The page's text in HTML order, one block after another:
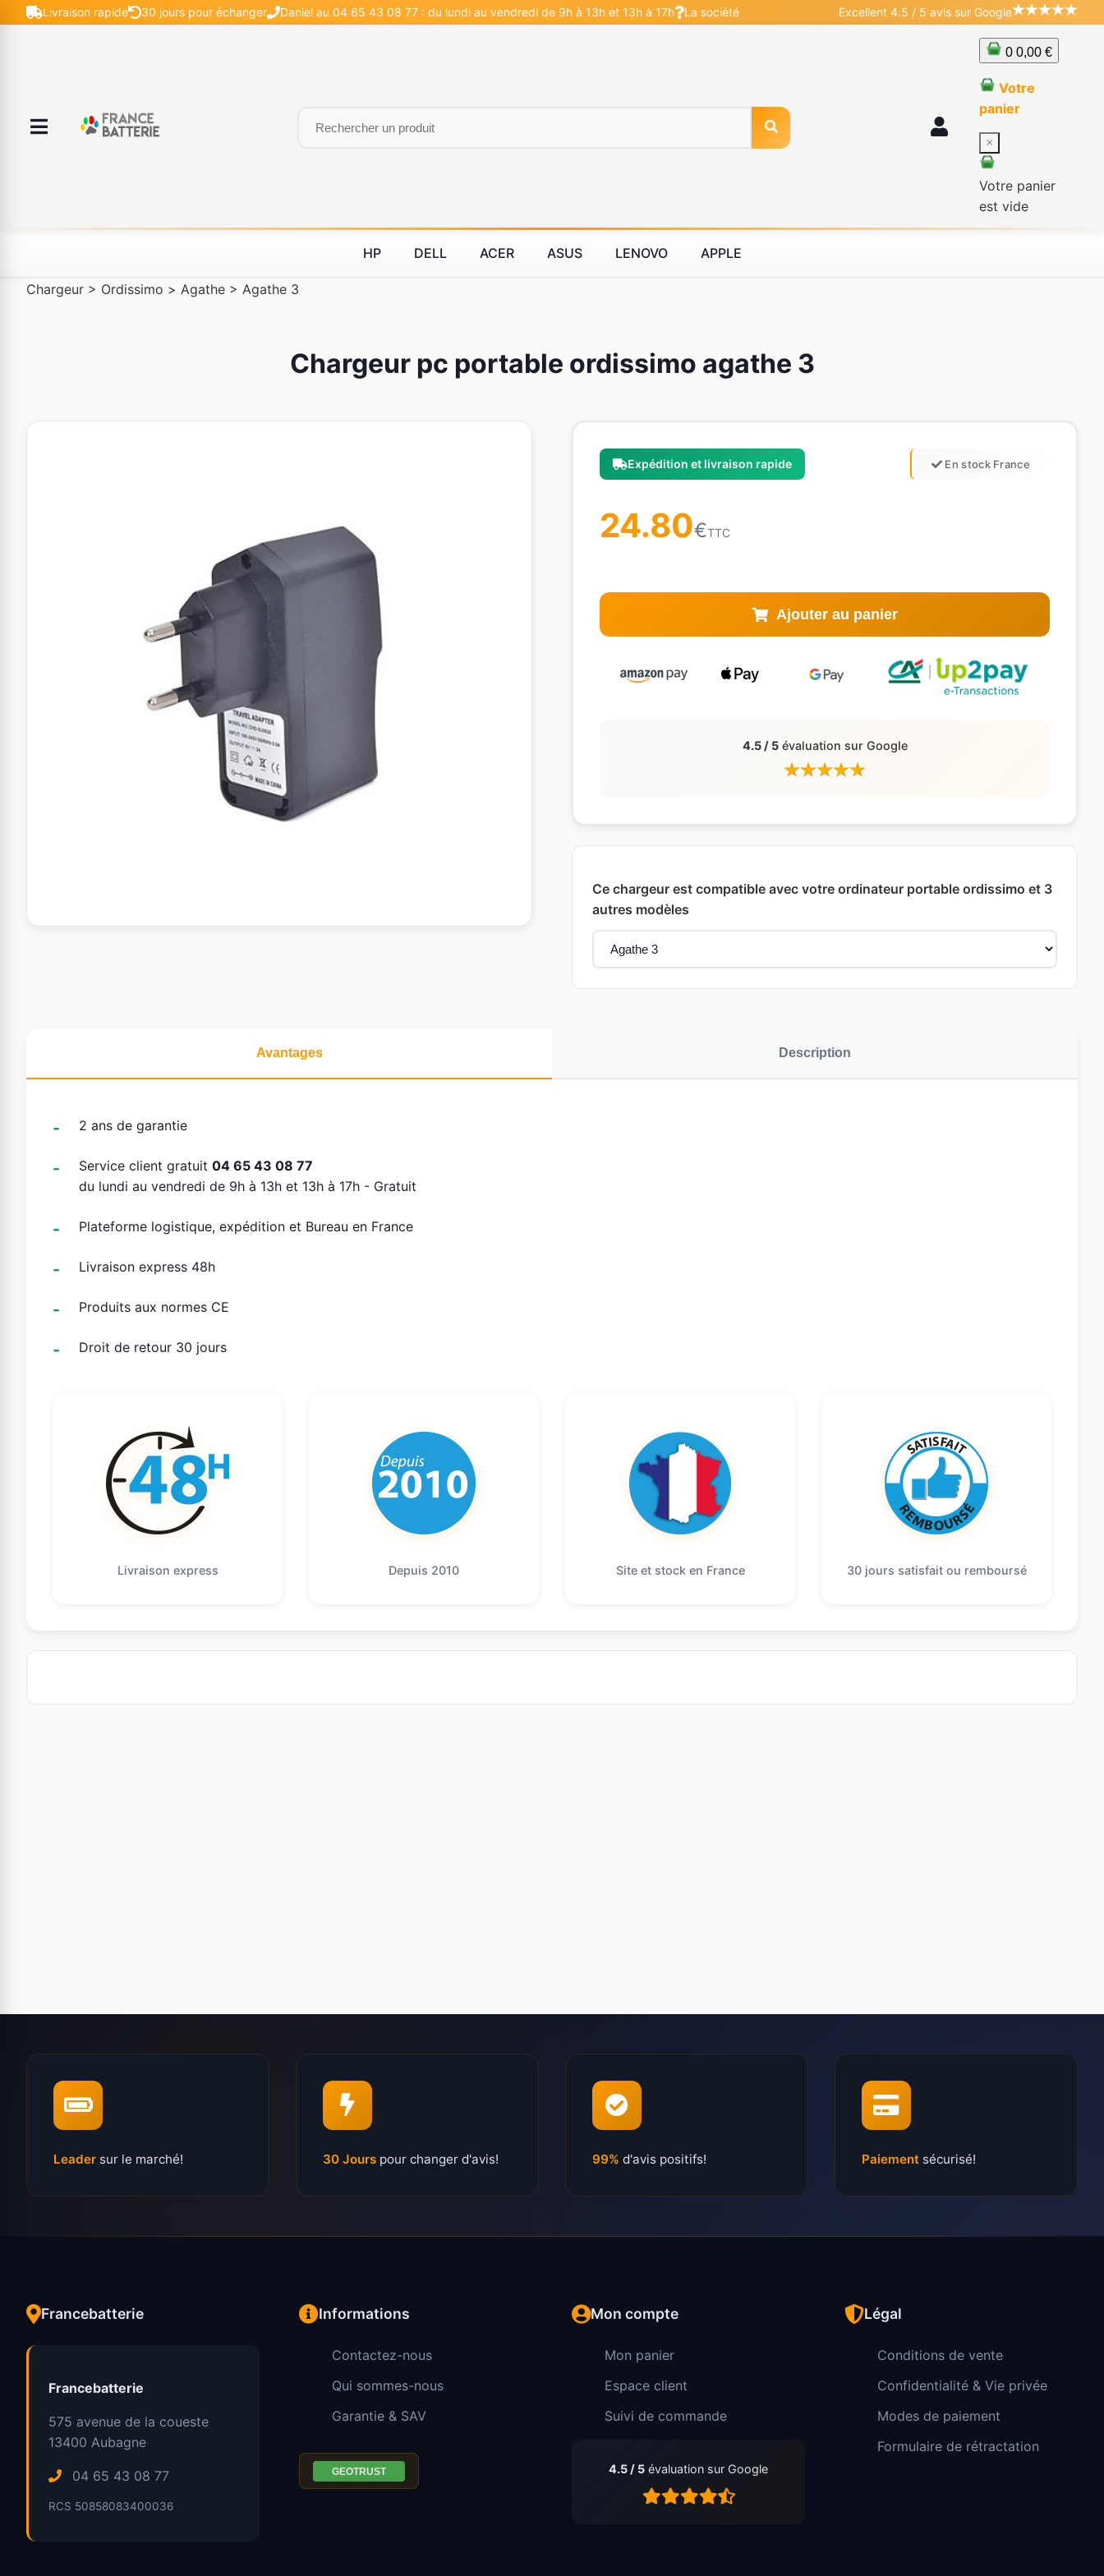
Livraison rapide 30 jours pour échanger Daniel au 04 65 43 08 77 : du lundi au vendredi de 9h à 13h et 13h à 17h La société Excellent 4.5 / 5 avis sur Google
0 0,00 €
Votre
panier
×
Votre panier
est vide
HP DELL ACER ASUS LENOVO APPLE
Chargeur > Ordissimo > Agathe > Agathe 3
Chargeur pc portable ordissimo agathe 3
Expédition et livraison rapide En stock France
24.80€TTC
Ajouter au panier
4.5 / 5évaluation sur Google
Ce chargeur est compatible avec votre ordinateur portable ordissimo et 3
autres modèles
Avantages Description
2 ans de garantie
Service client gratuit 04 65 43 08 77
du lundi au vendredi de 9h à 13h et 13h à 17h - Gratuit
Plateforme logistique, expédition et Bureau en France
Livraison express 48h
Produits aux normes CE
Droit de retour 30 jours
Livraison express Depuis 2010 Site et stock en France 30 jours satisfait ou remboursé
Leader sur le marché! 30 Jours pour changer d'avis! 99% d'avis positifs! Paiement sécurisé!
Francebatterie
Francebatterie
575 avenue de la coueste
13400 Aubagne
04 65 43 08 77
RCS 50858083400036
Informations
Contactez-nous
Qui sommes-nous
Garantie & SAV
Mon compte
Mon panier
Espace client
Suivi de commande
4.5 / 5 évaluation sur Google
Légal
Conditions de vente
Confidentialité & Vie privée
Modes de paiement
Formulaire de rétractation